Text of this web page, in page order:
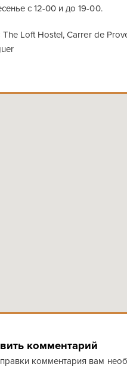
с 12-00 и до 19-00.
The Loft Hostel, Carrer de
комментарий
комментария вам